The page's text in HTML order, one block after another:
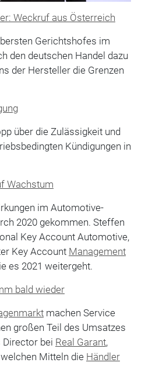
Weckruf aus Österreich
Gerichtshofes im
den deutschen Handel dazu
der Hersteller die Grenzen
über die Zulässigkeit und
Kündigungen in
Wachstum
im Automotive-
2020 gekommen. Steffen
Key Account Automotive,
Key Account Management
es 2021 weitergeht.
bald wieder
machen Service
großen Teil des Umsatzes
Director bei Real Garant,
Mitteln die Händler